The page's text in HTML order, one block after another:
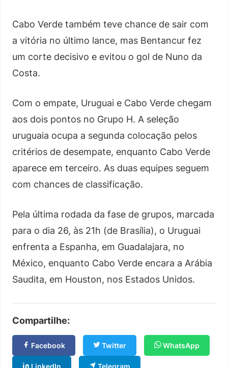
Cabo Verde também teve chance de sair com
a vitória no último lance, mas Bentancur fez
um corte decisivo e evitou o gol de Nuno da
Costa.
Com o empate, Uruguai e Cabo Verde chegam
aos dois pontos no Grupo H. A seleção
uruguaia ocupa a segunda colocação pelos
critérios de desempate, enquanto Cabo Verde
aparece em terceiro. As duas equipes seguem
com chances de classificação.
Pela última rodada da fase de grupos, marcada
para o dia 26, às 21h (de Brasília), o Uruguai
enfrenta a Espanha, em Guadalajara, no
México, enquanto Cabo Verde encara a Arábia
Saudita, em Houston, nos Estados Unidos.
Compartilhe:
Facebook Twitter WhatsApp
LinkedIn Telegram